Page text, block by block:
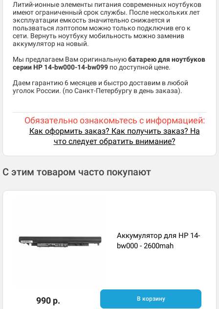
Литий-ионные элементы питания современных ноутбуков
имеют ограниченный срок службы. После нескольких лет
эксплуатации емкость значительно снижается и
пользваться лэптопом можно только подключив его к
сети. Вернуть ноутбуку мобильность можно заменив
аккумулятор на новый.
Мы предлагаем Вам оригинальнуюбатарею для ноутбуков
серии HP 14-bw000-14-bw099 по доступной цене.
Даем гарантию 6 месяцев и быстро доставим в любой
уголок России. (по Санкт-Петербургу в день заказа).
Обязательно ознакомьтесь с информацией:
Как оформить заказ? Как получить заказ? На
что следует обратить внимание?
С этим товаром часто покупают
Аккумулятор для HP 14-
bw000 - 2600mah
990 р. В корзину